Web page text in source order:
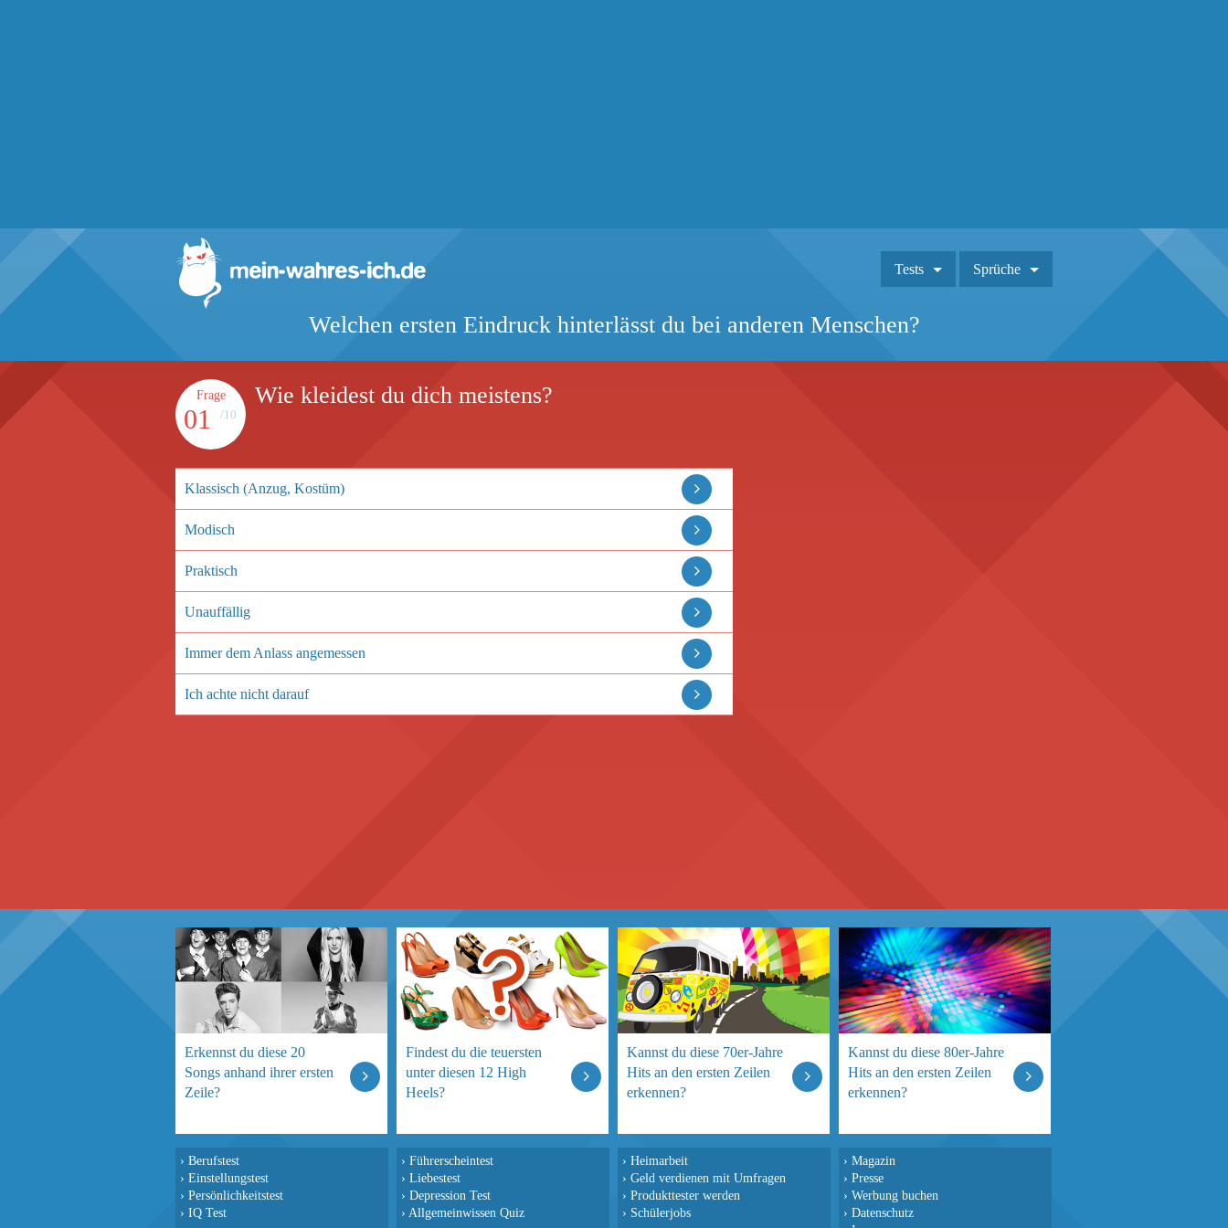
Tests Sprüche
Welchen ersten Eindruck hinterlässt du bei anderen Menschen?
Frage
01 /10
Wie kleidest du dich meistens?
Klassisch (Anzug, Kostüm)
Modisch
Praktisch
Unauffällig
Immer dem Anlass angemessen
Ich achte nicht darauf
Erkennst du diese 20
Songs anhand ihrer ersten
Zeile?
Findest du die teuersten
unter diesen 12 High
Heels?
Kannst du diese 70er-Jahre
Hits an den ersten Zeilen
erkennen?
Kannst du diese 80er-Jahre
Hits an den ersten Zeilen
erkennen?
› Berufstest
› Einstellungstest
› Persönlichkeitstest
› IQ Test
› Führerscheintest
› Liebestest
› Depression Test
› Allgemeinwissen Quiz
› Heimarbeit
› Geld verdienen mit Umfragen
› Produkttester werden
› Schülerjobs
› Magazin
› Presse
› Werbung buchen
› Datenschutz